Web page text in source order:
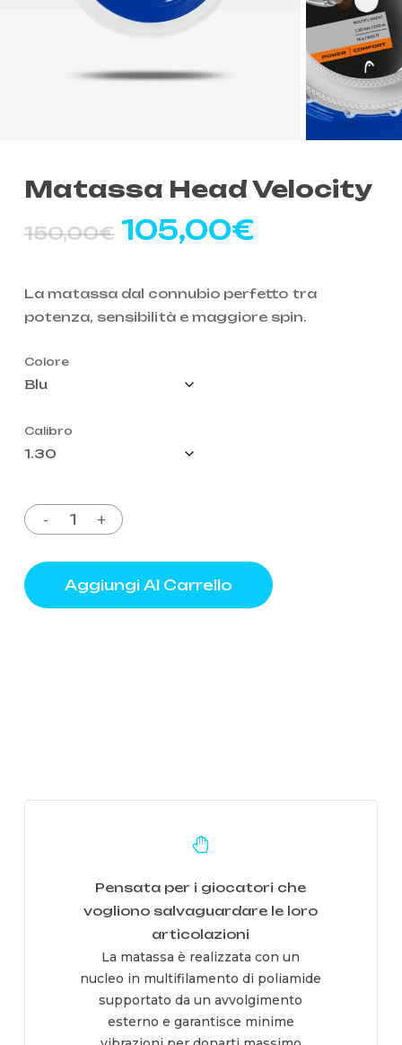
Matassa Head Velocity
150,00€ Il
originale
era:
105,00€
attuale
è:
La matassa dal connubio perfetto tra
potenza, sensibilità e maggiore spin.
Colore
Calibro
Aggiungi Al Carrello
Pensata per i giocatori che
vogliono salvaguardare le loro
articolazioni
La matassa è realizzata con un
nucleo in multifilamento di poliamide
supportato da un avvolgimento
esterno e garantisce minime